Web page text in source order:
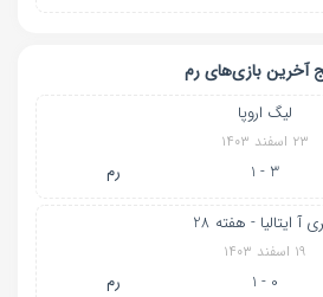
آخرین بازی‌های رم
لیگ اروپا
۲۳ اسفند ۱۴۰۳
3 - 1 رم
آ ایتالیا - هفته 28
۱۹ اسفند ۱۴۰۳
0 - 1 رم